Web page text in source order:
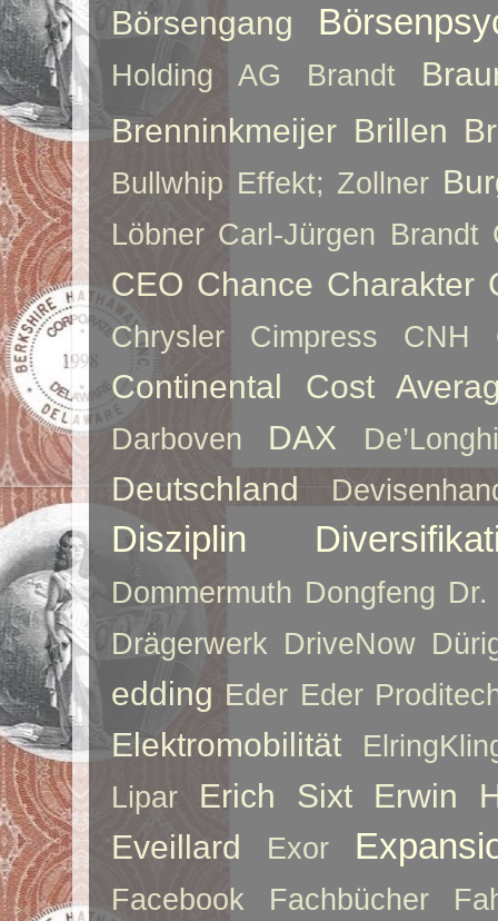
Börsengang
Holding AG Brandt
Brenninkmeijer Brillen
Bullwhip Effekt; Zollner
Löbner Carl-Jürgen Brandt
CEO Chance Charakter
Chrysler Cimpress CNH
Continental Cost
Darboven DAX De’Longhi
Deutschland
Disziplin
Dommermuth Dongfeng Dr.
Drägerwerk DriveNow
edding Eder Eder
Elektromobilität
Lipar
Erich Sixt
Erwin
Eveillard
Exor
Facebook Fachbücher